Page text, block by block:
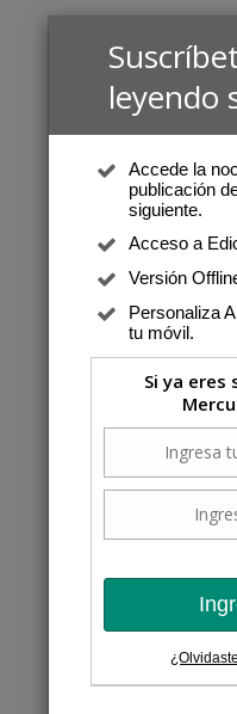
leyendo
Accede la
publicación
siguiente.
Acceso a
Versión
Personaliza
tu móvil.
Si ya eres